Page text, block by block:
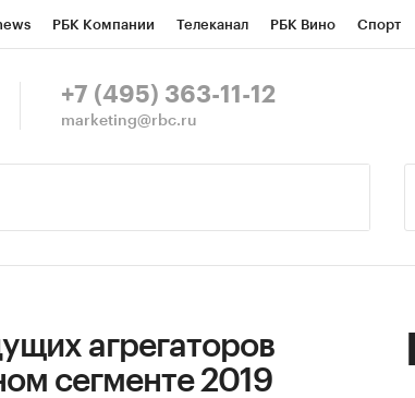
РБК Компании Телеканал РБК Вино Спорт
СПб Спецпроекты
+7 (495) 363-11-12
marketing@rbc.ru
агрегаторов
сегменте 2019